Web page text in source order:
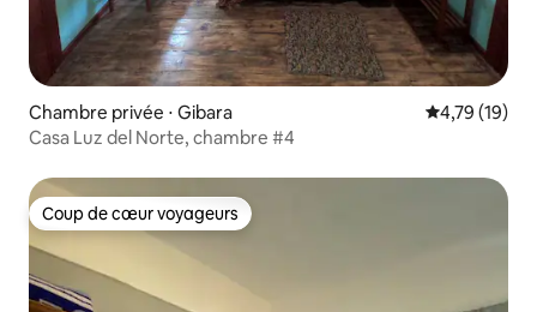
Chambre privée ⋅ Gibara Évaluation
4,79 (19)
Casa Luz del Norte, chambre #4
Coup de cœur voyageurs
Coup de cœur voyageurs